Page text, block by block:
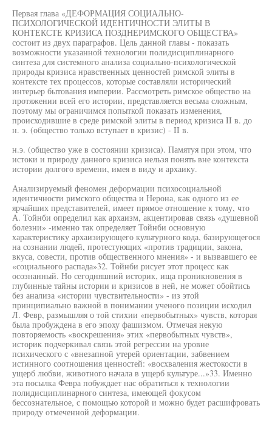
Первая глава «ДЕФОРМАЦИЯ СОЦИАЛЬНО-
ПСИХОЛОГИЧЕСКОЙ ИДЕНТИЧНОСТИ ЭЛИТЫ В
КОНТЕКСТЕ КРИЗИСА ПОЗДНЕРИМСКОГО ОБЩЕСТВА»
состоит из двух параграфов. Цель данной главы - показать
возможности указанной технологии полидисциплинарного
синтеза для системного анализа социально-психологической
природы кризиса нравственных ценностей римской элиты в
контексте тех процессов, которые составляли исторический
интерьер бытования империи. Рассмотреть римское общество на
протяжении всей его истории, представляется весьма сложным,
поэтому мы ограничимся попыткой показать изменения,
происходившие в среде римской элиты в период кризиса II в. до
н. э. (общество только вступает в кризис) - II в.
н.э. (общество уже в состоянии кризиса). Памятуя при этом, что
истоки и природу данного кризиса нельзя понять вне контекста
истории долгого времени, имея в виду и архаику.
Анализируемый феномен деформации психосоциальной
идентичности римского общества и Нерона, как одного из ее
ярчайших представителей, имеет прямое отношение к тому, что
А. Тойнби определил как архаизм, акцентировав связь «душевной
болезни» -именно так определяет Тойнби основную
характеристику архаизирующего культурного кода, базирующегося
на сознании людей, протестующих «против традиции, закона,
вкуса, совести, против общественного мнения» - и вызвавшего ее
«социального распада»32. Тойнби рисует этот процесс как
осознанный. Но сегодняшний историк, ища проникновения в
глубинные тайны истории и кризисов в ней, не может обойтись
без анализа «истории чувствительности» - из этой
принципиально важной в понимании ученого позиции исходил
Л. Февр, размышляя о той стихии «первобытных» чувств, которая
была пробуждена в его эпоху фашизмом. Отмечая некую
повторяемость «воскрешения» этих «первобытных чувств»,
историк подчеркивал связь этой регрессии на уровне
психического с «внезапной утерей ориентации, забвением
истинного соотношения ценностей: «восхваления жестокости в
ущерб любви, животного начала в ущерб культуре...»33. Именно
эта посылка Февра побуждает нас обратиться к технологии
полидисциплинарного синтеза, имеющей фокусом
бессознательное, с помощью которой и можно будет расшифровать
природу отмеченной деформации.